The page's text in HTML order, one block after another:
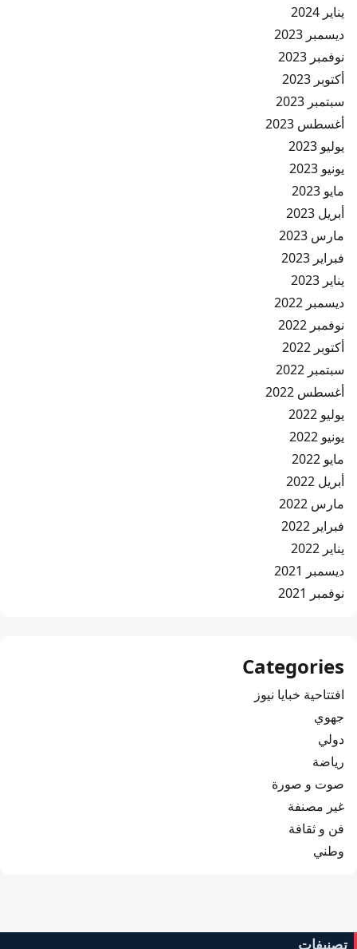
يناير 2024
ديسمبر 2023
نوفمبر 2023
أكتوبر 2023
سبتمبر 2023
أغسطس 2023
يوليو 2023
يونيو 2023
مايو 2023
أبريل 2023
مارس 2023
فبراير 2023
يناير 2023
ديسمبر 2022
نوفمبر 2022
أكتوبر 2022
سبتمبر 2022
أغسطس 2022
يوليو 2022
يونيو 2022
مايو 2022
أبريل 2022
مارس 2022
فبراير 2022
يناير 2022
ديسمبر 2021
نوفمبر 2021
Categories
افتتاحية خبايا نيوز
جهوي
دولي
رياضة
صوت و صورة
غير مصنفة
فن و ثقافة
وطني
تصنيفات